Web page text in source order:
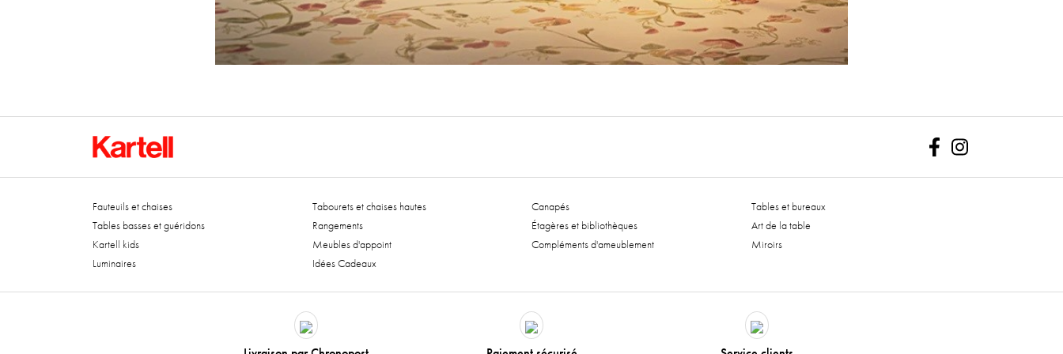
Facebook
Fauteuils et chaises Tabourets et chaises hautes Canapés
Tables et bureaux
Tables basses et guéridons
Rangements Étagères et bibliothèques
Art de la table
Kartell kids
Meubles d'appoint Compléments d'ameublement
Miroirs
Luminaires
Idées Cadeaux